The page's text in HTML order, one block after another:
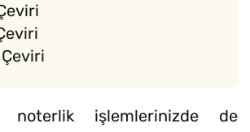
noterlik işlemlerinizde de